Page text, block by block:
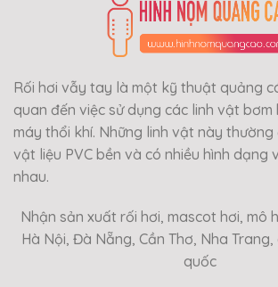
Rối hơi vẫy tay là một kỹ thuật quảng
quan đến việc sử dụng các linh vật
máy thổi khí. Những linh vật này
vật liệu PVC bền và có nhiều hình dạng
nhau.
Nhận sản xuất rối hơi, mascot hơi, mô
Hà Nội, Đà Nẵng, Cần Thơ, Nha
quốc